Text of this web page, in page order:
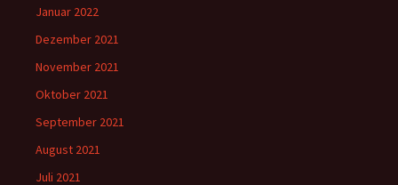
Januar 2022
Dezember 2021
November 2021
Oktober 2021
September 2021
August 2021
Juli 2021